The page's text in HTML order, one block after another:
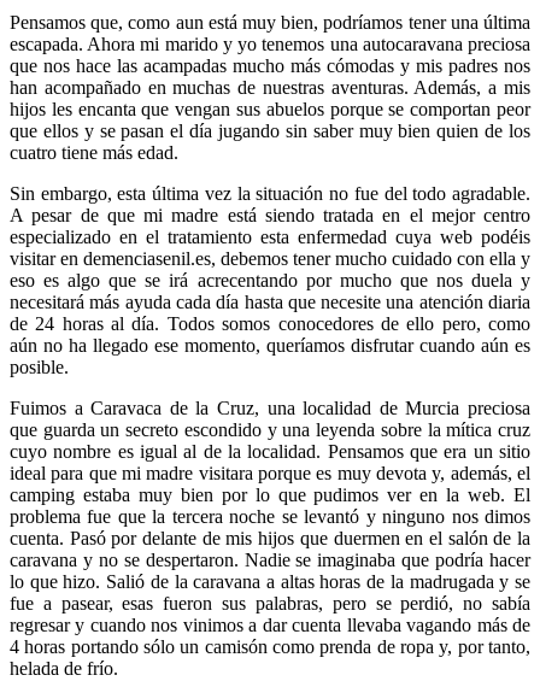
Pensamos que, como aun está muy bien, podríamos tener una última
escapada. Ahora mi marido y yo tenemos una autocaravana preciosa
que nos hace las acampadas mucho más cómodas y mis padres nos
han acompañado en muchas de nuestras aventuras. Además, a mis
hijos les encanta que vengan sus abuelos porque se comportan peor
que ellos y se pasan el día jugando sin saber muy bien quien de los
cuatro tiene más edad.
Sin embargo, esta última vez la situación no fue del todo agradable.
A pesar de que mi madre está siendo tratada en el mejor centro
especializado en el tratamiento esta enfermedad cuya web podéis
visitar en demenciasenil.es, debemos tener mucho cuidado con ella y
eso es algo que se irá acrecentando por mucho que nos duela y
necesitará más ayuda cada día hasta que necesite una atención diaria
de 24 horas al día. Todos somos conocedores de ello pero, como
aún no ha llegado ese momento, queríamos disfrutar cuando aún es
posible.
Fuimos a Caravaca de la Cruz, una localidad de Murcia preciosa
que guarda un secreto escondido y una leyenda sobre la mítica cruz
cuyo nombre es igual al de la localidad. Pensamos que era un sitio
ideal para que mi madre visitara porque es muy devota y, además, el
camping estaba muy bien por lo que pudimos ver en la web. El
problema fue que la tercera noche se levantó y ninguno nos dimos
cuenta. Pasó por delante de mis hijos que duermen en el salón de la
caravana y no se despertaron. Nadie se imaginaba que podría hacer
lo que hizo. Salió de la caravana a altas horas de la madrugada y se
fue a pasear, esas fueron sus palabras, pero se perdió, no sabía
regresar y cuando nos vinimos a dar cuenta llevaba vagando más de
4 horas portando sólo un camisón como prenda de ropa y, por tanto,
helada de frío.